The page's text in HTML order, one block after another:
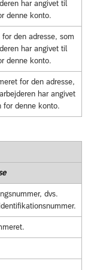
har angivet til
denne konto.
for den adresse, som
har angivet til
denne konto.
for den adresse,
har angivet
for denne konto.
dvs.